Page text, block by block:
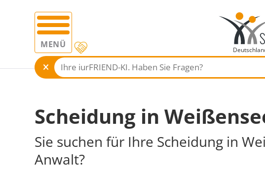
MENÜ
Scheidung in
Sie suchen für Ihre Scheidung in
Anwalt?